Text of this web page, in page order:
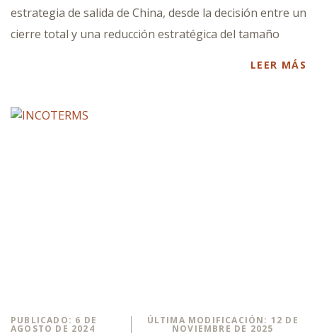
estrategia de salida de China, desde la decisión entre un
cierre total y una reducción estratégica del tamaño
LEER MÁS
PUBLICADO: 6 DE
AGOSTO DE 2024
ÚLTIMA MODIFICACIÓN: 12 DE
NOVIEMBRE DE 2025